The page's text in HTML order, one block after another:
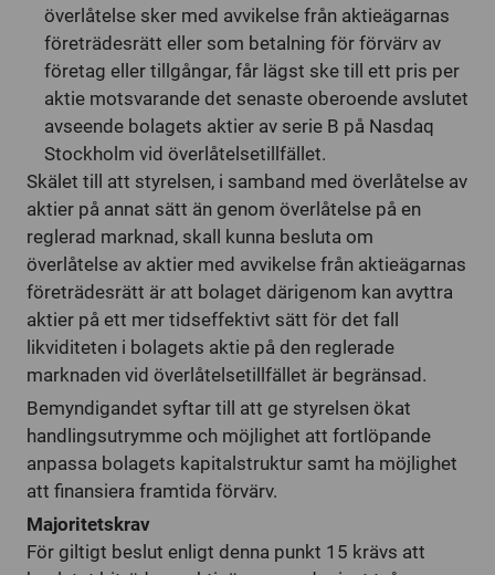
överlåtelse sker med avvikelse från aktieägarnas
företrädesrätt eller som betalning för förvärv av
företag eller tillgångar, får lägst ske till ett pris per
aktie motsvarande det senaste oberoende avslutet
avseende bolagets aktier av serie B på Nasdaq
Stockholm vid överlåtelsetillfället.
Skälet till att styrelsen, i samband med överlåtelse av
aktier på annat sätt än genom överlåtelse på en
reglerad marknad, skall kunna besluta om
överlåtelse av aktier med avvikelse från aktieägarnas
företrädesrätt är att bolaget därigenom kan avyttra
aktier på ett mer tidseffektivt sätt för det fall
likviditeten i bolagets aktie på den reglerade
marknaden vid överlåtelsetillfället är begränsad.
Bemyndigandet syftar till att ge styrelsen ökat
handlingsutrymme och möjlighet att fortlöpande
anpassa bolagets kapitalstruktur samt ha möjlighet
att finansiera framtida förvärv.
Majoritetskrav
För giltigt beslut enligt denna punkt 15 krävs att